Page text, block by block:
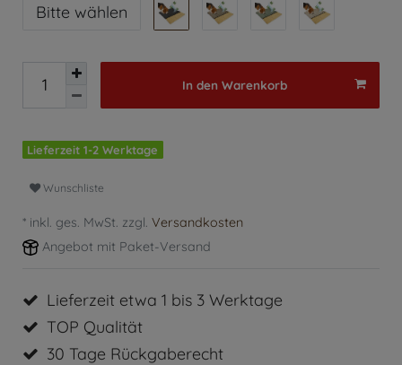
Bitte wählen
In den Warenkorb
Lieferzeit 1-2 Werktage
Wunschliste
* inkl. ges. MwSt. zzgl. Versandkosten
Angebot mit Paket-Versand
Lieferzeit etwa 1 bis 3 Werktage
TOP Qualität
30 Tage Rückgaberecht